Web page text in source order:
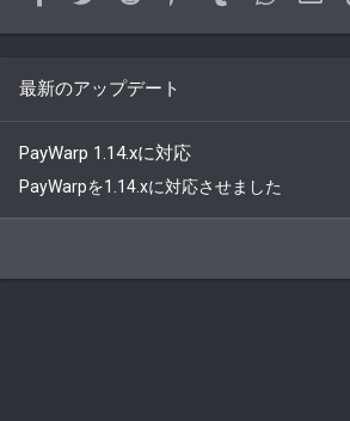
最新のアップデート
PayWarp 1.14.xに対応
PayWarpを1.14.xに対応させました